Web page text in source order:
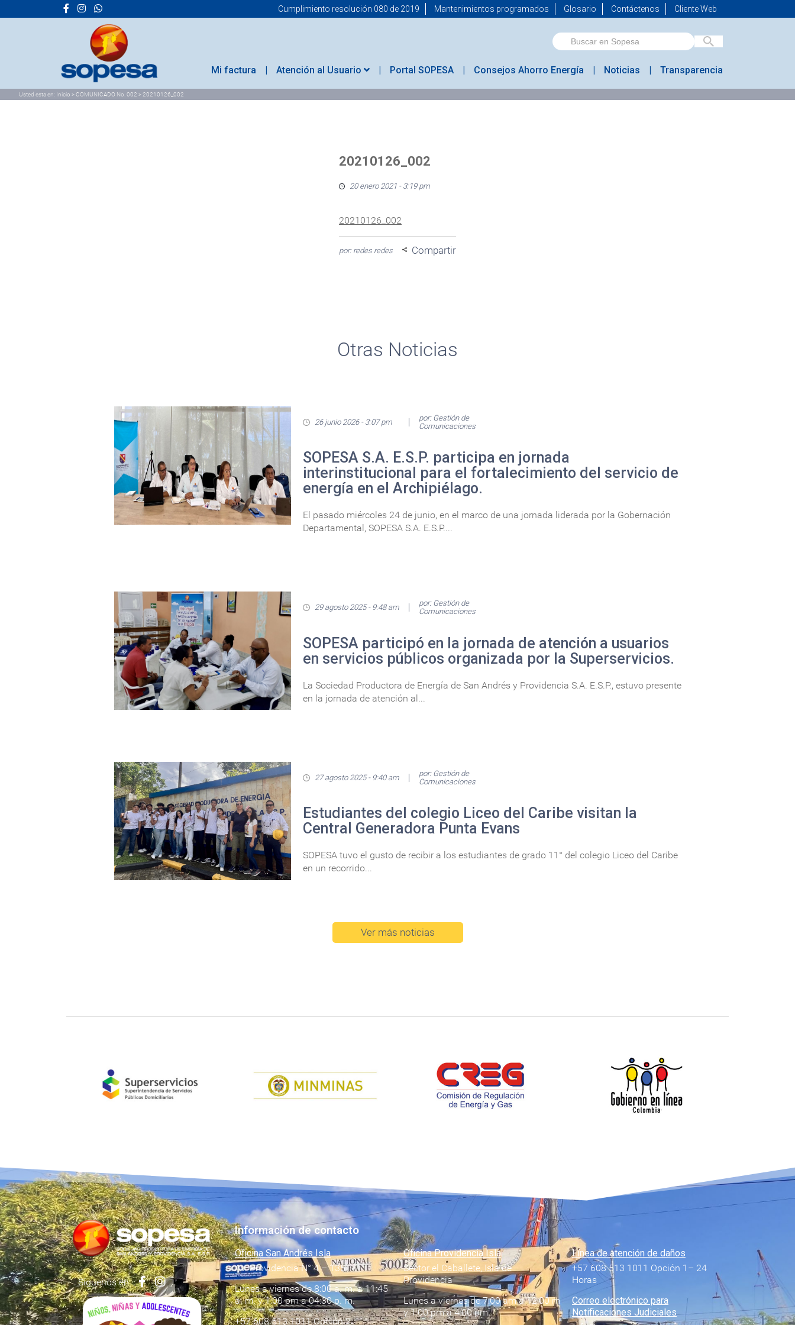
Cumplimiento resolución 080 de 2019 Mantenimientos programados Glosario Contáctenos Cliente Web
Mi factura Atención al Usuario Portal SOPESA Consejos Ahorro Energía Noticias Transparencia
Usted esta en: Inicio > COMUNICADO No. 002 > 20210126_002
20210126_002
20 enero 2021 - 3:19 pm
20210126_002
por: redes redes Compartir
Otras Noticias
26 junio 2026 - 3:07 pm
por: Gestión de
Comunicaciones
SOPESA S.A. E.S.P. participa en jornada
interinstitucional para el fortalecimiento del servicio de
energía en el Archipiélago.
El pasado miércoles 24 de junio, en el marco de una jornada liderada por la Gobernación
Departamental, SOPESA S.A. E.S.P....
29 agosto 2025 - 9:48 am
por: Gestión de
Comunicaciones
SOPESA participó en la jornada de atención a usuarios
en servicios públicos organizada por la Superservicios.
La Sociedad Productora de Energía de San Andrés y Providencia S.A. E.S.P., estuvo presente
en la jornada de atención al...
27 agosto 2025 - 9:40 am
por: Gestión de
Comunicaciones
Estudiantes del colegio Liceo del Caribe visitan la
Central Generadora Punta Evans
SOPESA tuvo el gusto de recibir a los estudiantes de grado 11° del colegio Liceo del Caribe
en un recorrido...
Ver más noticias
Síguenos en:
Información de contacto
Oficina San Andrés Isla
Av. Providencia N° 4 – 135
Lunes a viernes de 8:00 a. m. a 11:45
a. m. y 1:00 pm a 04:30 p. m.
+57 608 513 1011 Opción 2
Oficina Providencia Isla
Sector el Caballete, Isla de
Providencia
Lunes a viernes de 7:00 am a 12:00 m
y 1:00 pm a 4:00 pm
Línea de atención de daños
+57 608 513 1011 Opción 1– 24
Horas
Correo electrónico para
Notificaciones Judiciales